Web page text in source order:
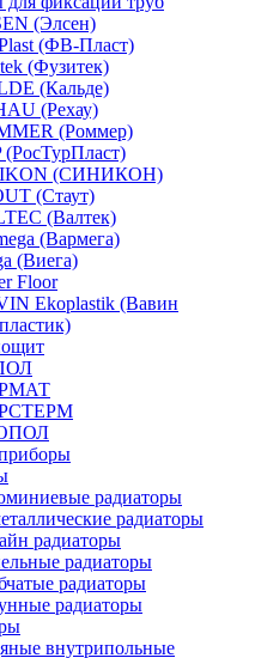
(Элсен)
(ФВ-Пласт)
(Фузитек)
(Кальде)
(Рехау)
(Роммер)
(РосТурПласт)
(СИНИКОН)
(Стаут)
(Валтек)
(Вармега)
(Виега)
Floor
Ekoplastik (Вавин
радиаторы
радиаторы
радиаторы
радиаторы
радиаторы
радиаторы
внутрипольные